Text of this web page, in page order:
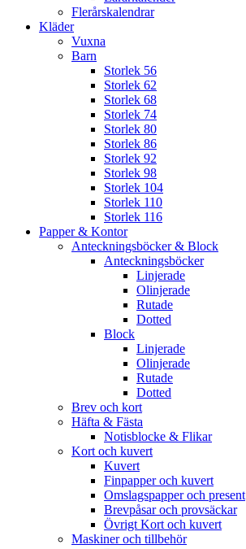
Flerårskalendrar
Kläder
Vuxna
Barn
Storlek 56
Storlek 62
Storlek 68
Storlek 74
Storlek 80
Storlek 86
Storlek 92
Storlek 98
Storlek 104
Storlek 110
Storlek 116
Papper & Kontor
Anteckningsböcker & Block
Anteckningsböcker
Linjerade
Olinjerade
Rutade
Dotted
Block
Linjerade
Olinjerade
Rutade
Dotted
Brev och kort
Häfta & Fästa
Notisblocke & Flikar
Kort och kuvert
Kuvert
Finpapper och kuvert
Omslagspapper och present
Brevpåsar och provsäckar
Övrigt Kort och kuvert
Maskiner och tillbehör